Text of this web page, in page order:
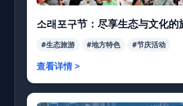
소래포구节：尽享生态与文化的
#生态旅游 #地方特色 #节庆活动
查看详情 >